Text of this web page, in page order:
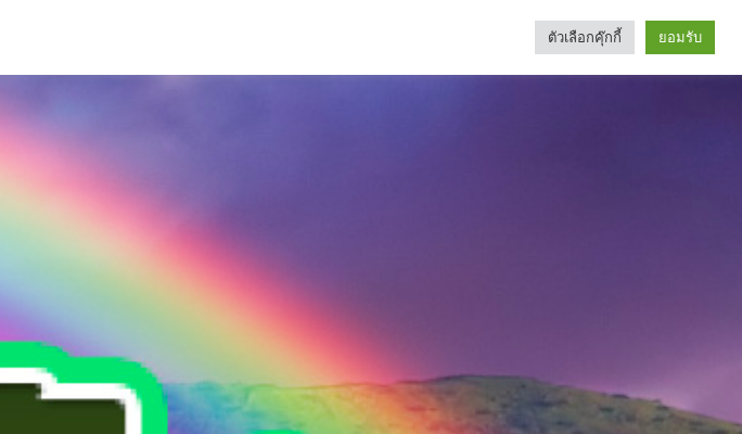
Categories
ตัวเลือกคุ๊กกี้ ยอมรับ